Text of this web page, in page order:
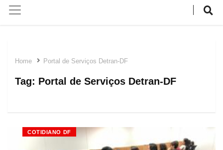
Home Portal de Serviços Detran-DF
Tag: Portal de Serviços Detran-DF
COTIDIANO DF